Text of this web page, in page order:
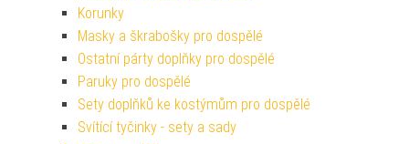
Korunky
Masky a škrabošky pro dospělé
Ostatní párty doplňky pro dospělé
Paruky pro dospělé
Sety doplňků ke kostýmům pro dospělé
Svítící tyčinky - sety a sady